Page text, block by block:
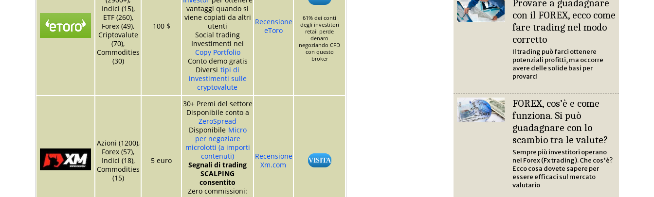
Indici (15),
ETF (260),
Forex (49),
Criptovalute
(70),
Commodities
(30)
100 $
vantaggi quando si
viene copiati da altri
utenti
Social trading
Investimenti nei
Copy Portfolio
Conto demo gratis
Diversi tipi di
investimenti sulle
cryptovalute
Recensione
eToro
61% dei conti
degli investitori
retail perde
denaro
negoziando CFD
con questo
broker
Azioni (1200),
Forex (57),
Indici (18),
Commodities
(15)
5 euro
30+ Premi del settore
Disponibile conto a
ZeroSpread
Disponibile Micro
per negoziare
microlotti (a importi
contenuti)
Segnali di trading
SCALPING
consentito
Zero commissioni:
Recensione
Xm.com
VISITA
Provare a guadagnare
con il FOREX, ecco come
fare trading nel modo
corretto
Il trading può farci ottenere
potenziali profitti, ma occorre
avere delle solide basi per
provarci
FOREX, cos’è e come
funziona. Si può
guadagnare con lo
scambio tra le valute?
Sempre più investitori operano
nel Forex (Fx trading). Che cos'è?
Ecco cosa dovete sapere per
essere efficaci sul mercato
valutario